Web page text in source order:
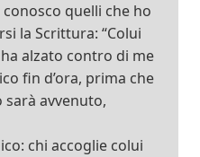
quelli che ho
la Scrittura: “Colui
alzato contro di me
fin d’ora, prima che
sarà avvenuto,
chi accoglie colui